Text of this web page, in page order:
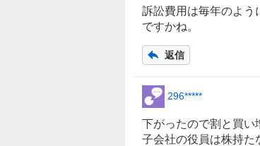
く
売
訴訟費用は毎年のよう
ですかね。
返信
296*****
下がったので割と買
子会社の役員は株持た